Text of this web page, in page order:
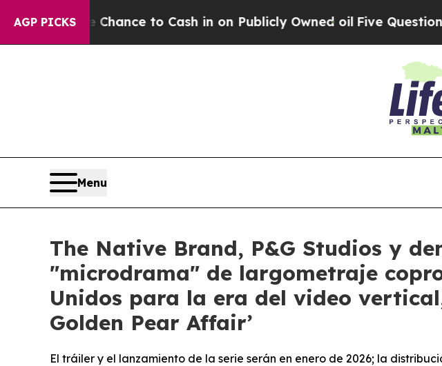
AGP PICKS
to Cash in on Publicly Owned oil Five Questions the US
Menu
The Native Brand, P&G Studios y
"microdrama" de largometraje
Unidos para la era del video
Golden Pear Affair’
El tráiler y el lanzamiento de la serie serán en enero de 2026; la